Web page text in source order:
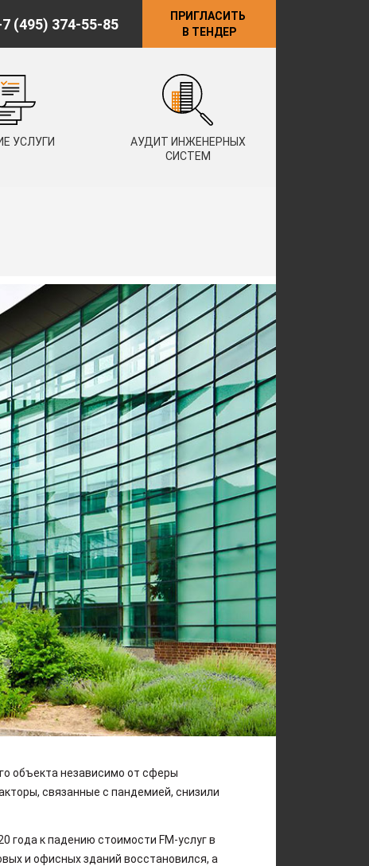
(495) 374-55-85
ПРИГЛАСИТЬ
В ТЕНДЕР
УСЛУГИ
АУДИТ ИНЖЕНЕРНЫХ
СИСТЕМ
объекта независимо от сферы
связанные с пандемией, снизили
года к падению стоимости FM-услуг в
и офисных зданий восстановился, а